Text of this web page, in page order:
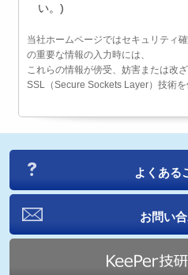
い。)
当社ホームページではセキュリティ
の重要な情報の入力時には、
これらの情報が傍受、妨害または改
SSL（Secure Sockets Layer）技術を
よくある
お問い